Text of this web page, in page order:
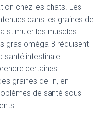
chez les chats. Les
dans les graines de
stimuler les muscles
gras oméga-3 réduisent
santé intestinale.
certaines
graines de lin, en
de santé sous-